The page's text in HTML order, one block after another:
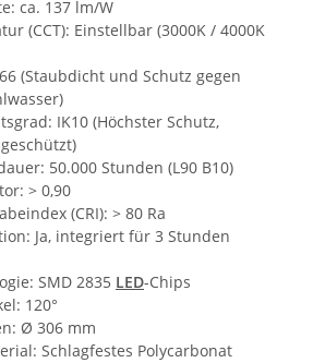
ca. 137 lm/W
(CCT): Einstellbar (3000K / 4000K
(Staubdicht und Schutz gegen
IK10 (Höchster Schutz,
50.000 Stunden (L90 B10)
> 0,90
(CRI): > 80 Ra
Ja, integriert für 3 Stunden
SMD 2835 LED-Chips
120°
Ø 306 mm
Schlagfestes Polycarbonat